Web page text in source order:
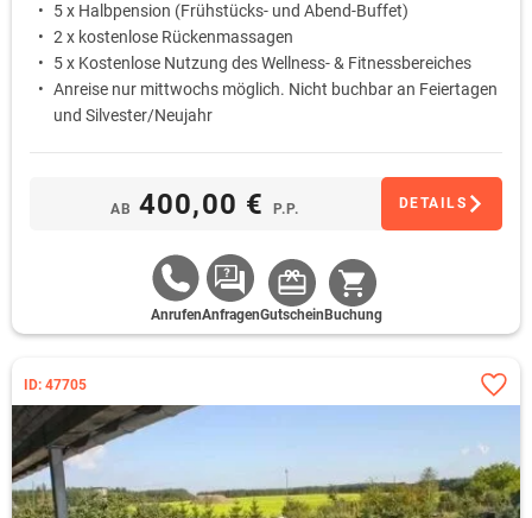
5 x Halbpension (Frühstücks- und Abend-Buffet)
2 x kostenlose Rückenmassagen
5 x Kostenlose Nutzung des Wellness- & Fitnessbereiches
Anreise nur mittwochs möglich. Nicht buchbar an Feiertagen
und Silvester/Neujahr
AB 400,00 € P.P. DETAILS
AnrufenAnfragenGutschein Buchung
ID: 47705